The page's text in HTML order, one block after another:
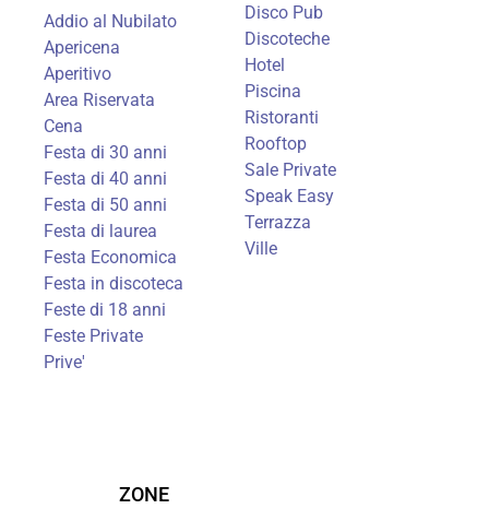
Addio al Nubilato
Apericena
Aperitivo
Area Riservata
Cena
Festa di 30 anni
Festa di 40 anni
Festa di 50 anni
Festa di laurea
Festa Economica
Festa in discoteca
Feste di 18 anni
Feste Private
Prive'
Disco Pub
Discoteche
Hotel
Piscina
Ristoranti
Rooftop
Sale Private
Speak Easy
Terrazza
Ville
ZONE